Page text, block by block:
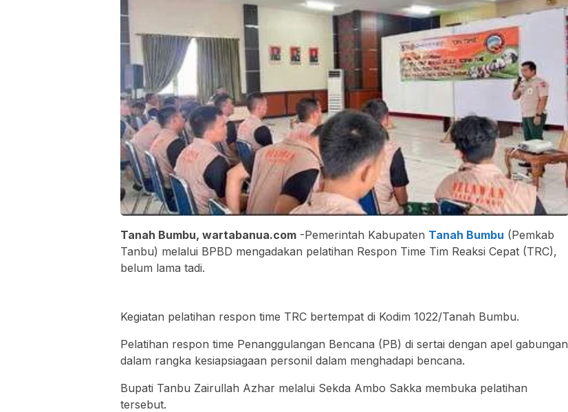
Tanah Bumbu, wartabanua.com -Pemerintah Kabupaten Tanah Bumbu (Pemkab
Tanbu) melalui BPBD mengadakan pelatihan Respon Time Tim Reaksi Cepat (TRC),
belum lama tadi.
Kegiatan pelatihan respon time TRC bertempat di Kodim 1022/Tanah Bumbu.
Pelatihan respon time Penanggulangan Bencana (PB) di sertai dengan apel gabungan
dalam rangka kesiapsiagaan personil dalam menghadapi bencana.
Bupati Tanbu Zairullah Azhar melalui Sekda Ambo Sakka membuka pelatihan
tersebut.